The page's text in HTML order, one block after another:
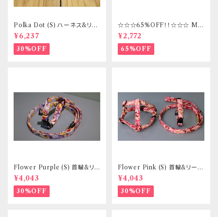
Polka Dot (S) ハーネス&リー
ドセット _ フントヒュッテオリジ
ナル
¥6,237
30%OFF
☆☆☆65%OFF！！☆☆☆ Mサ
イズ 首輪&リードセット _ フント
ヒュッテオリジナル
¥2,772
65%OFF
Flower Purple (S) 首輪&リ
ードセット _ 小型犬・小柄な中
型犬向き _ フントヒュッテオリジ
ナル
¥4,043
30%OFF
Flower Pink (S) 首輪&リード
セット _ 小型犬・小柄な中型犬
向き _ フントヒュッテオリジナル
¥4,043
30%OFF